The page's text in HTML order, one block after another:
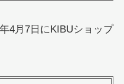
4月7日にKIBUショップ